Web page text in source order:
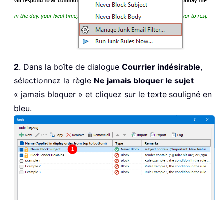
2. Dans la boîte de dialogue Courrier indésirable,
sélectionnez la règle Ne jamais bloquer le sujet
« jamais bloquer » et cliquez sur le texte souligné en
bleu.